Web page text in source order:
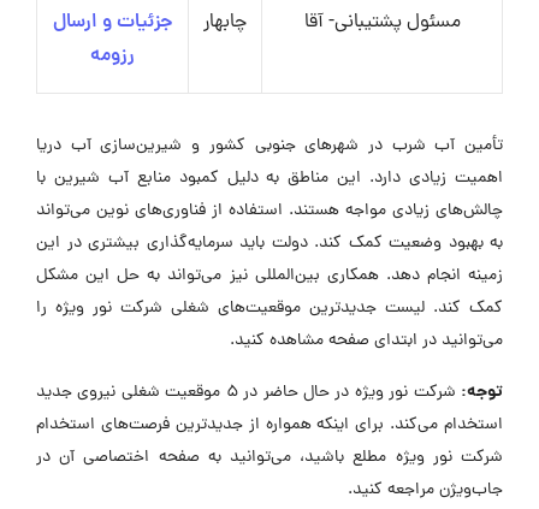
مسئول پشتیبانی- آقا چابهار
جزئیات و ارسال
رزومه
تأمین آب شرب در شهرهای جنوبی کشور و شیرین‌سازی آب دریا
اهمیت زیادی دارد. این مناطق به دلیل کمبود منابع آب شیرین با
چالش‌های زیادی مواجه هستند. استفاده از فناوری‌های نوین می‌تواند
به بهبود وضعیت کمک کند. دولت باید سرمایه‌گذاری بیشتری در این
زمینه انجام دهد. همکاری بین‌المللی نیز می‌تواند به حل این مشکل
کمک کند. لیست جدیدترین موقعیت‌های شغلی شرکت نور ویژه را
می‌توانید در ابتدای صفحه مشاهده کنید.
توجه:
شرکت نور ویژه در حال حاضر در ۵ موقعیت شغلی نیروی جدید
استخدام می‌کند. برای اینکه همواره از جدیدترین فرصت‌های استخدام
شرکت نور ویژه مطلع باشید، می‌توانید به صفحه اختصاصی آن در
جاب‌ویژن مراجعه کنید.